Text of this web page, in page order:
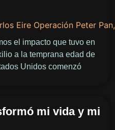
el impacto que tuvo en
a la temprana edad de
Unidos comenzó
mi vida y mi